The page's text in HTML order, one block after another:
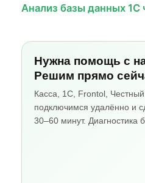
Анализ базы данных 1С
Нужна помощь с
Решим прямо
Касса, 1С, Frontol,
подключимся удалённо и
30–60 минут. Диагностика